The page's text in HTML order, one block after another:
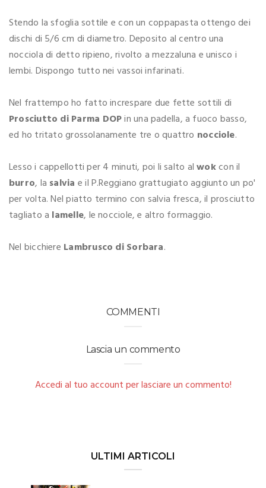
Stendo la sfoglia sottile e con un coppapasta ottengo dei
dischi di 5/6 cm di diametro. Deposito al centro una
nocciola di detto ripieno, rivolto a mezzaluna e unisco i
lembi. Dispongo tutto nei vassoi infarinati.
Nel frattempo ho fatto increspare due fette sottili di
Prosciutto di Parma DOPin una padella, a fuoco basso,
ed ho tritato grossolanamente tre o quattro nocciole.
Lesso i cappellotti per 4 minuti, poi li salto alwokcon il
burro, la salvia e il P.Reggiano grattugiato aggiunto un po'
per volta. Nel piatto termino con salvia fresca, il prosciutto
tagliato a lamelle, le nocciole, e altro formaggio.
Nel bicchiere Lambrusco di Sorbara.
COMMENTI
Lascia un commento
Accedi al tuo account per lasciare un commento!
ULTIMI ARTICOLI